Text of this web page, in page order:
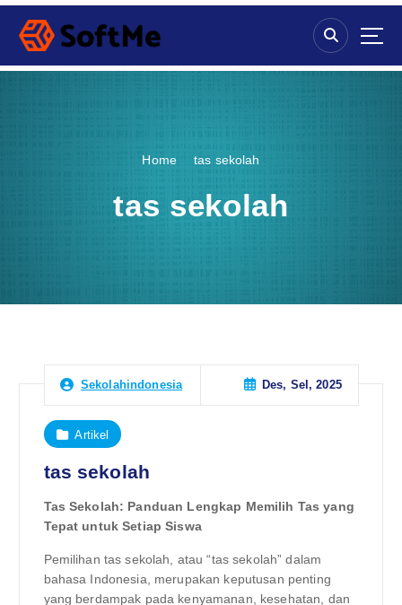
S
p
Home tas sekolah
tas sekolah
Sekolahindonesia Des, Sel, 2025
Artikel
tas sekolah
Tas Sekolah: Panduan Lengkap Memilih Tas yang
Tepat untuk Setiap Siswa
Pemilihan tas sekolah, atau “tas sekolah” dalam
bahasa Indonesia, merupakan keputusan penting
yang berdampak pada kenyamanan, kesehatan, dan